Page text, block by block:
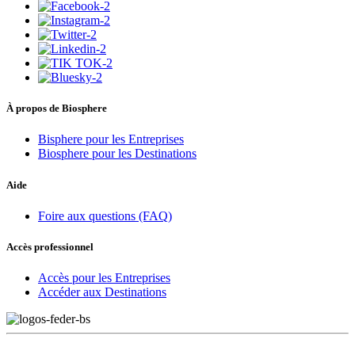
À propos de Biosphere
Bisphere pour les Entreprises
Biosphere pour les Destinations
Aide
Foire aux questions (FAQ)
Accès professionnel
Accès pour les Entreprises
Accéder aux Destinations